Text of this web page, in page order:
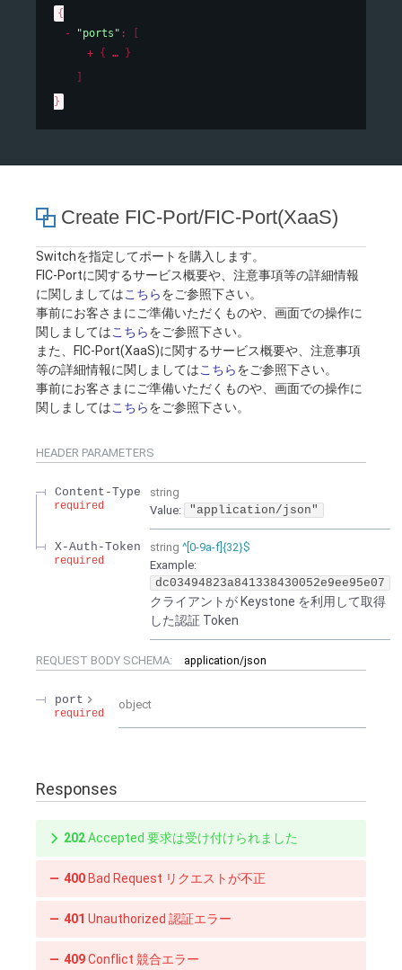
{
"ports" :
{
}
}
Create FIC-Port/FIC-Port(XaaS)
Switchを指定してポートを購入します。
FIC-Portに関するサービス概要や、注意事項等の詳細情報
に関しましてはこちらをご参照下さい。
事前にお客さまにご準備いただくものや、画面での操作に
関しましてはこちらをご参照下さい。
また、FIC-Port(XaaS)に関するサービス概要や、注意事項
等の詳細情報に関しましてはこちらをご参照下さい。
事前にお客さまにご準備いただくものや、画面での操作に
関しましてはこちらをご参照下さい。
HEADER PARAMETERS
Content-Type
required
string
Value: "application/json"
X-Auth-Token
required
string ^[0-9a-f]{32}$
Example:
dc03494823a841338430052e9ee95e07
クライアントが Keystone を利用して取得
した認証 Token
REQUEST BODY SCHEMA: application/json
port
required
object
Responses
202Accepted 要求は受け付けられました
400 Bad Request リクエストが不正
401 Unauthorized 認証エラー
409Conflict 競合エラー